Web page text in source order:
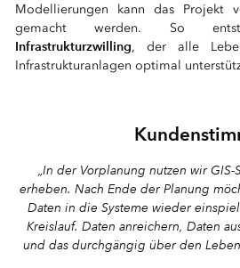
Modellierungen kann das Projekt
gemacht werden. So
Infrastrukturzwilling, der alle
Infrastrukturanlagen optimal
„In der Vorplanung nutzen wir GIS-
erheben. Nach Ende der Planung
Daten in die Systeme wieder
Kreislauf. Daten anreichern, Daten
und das durchgängig über den